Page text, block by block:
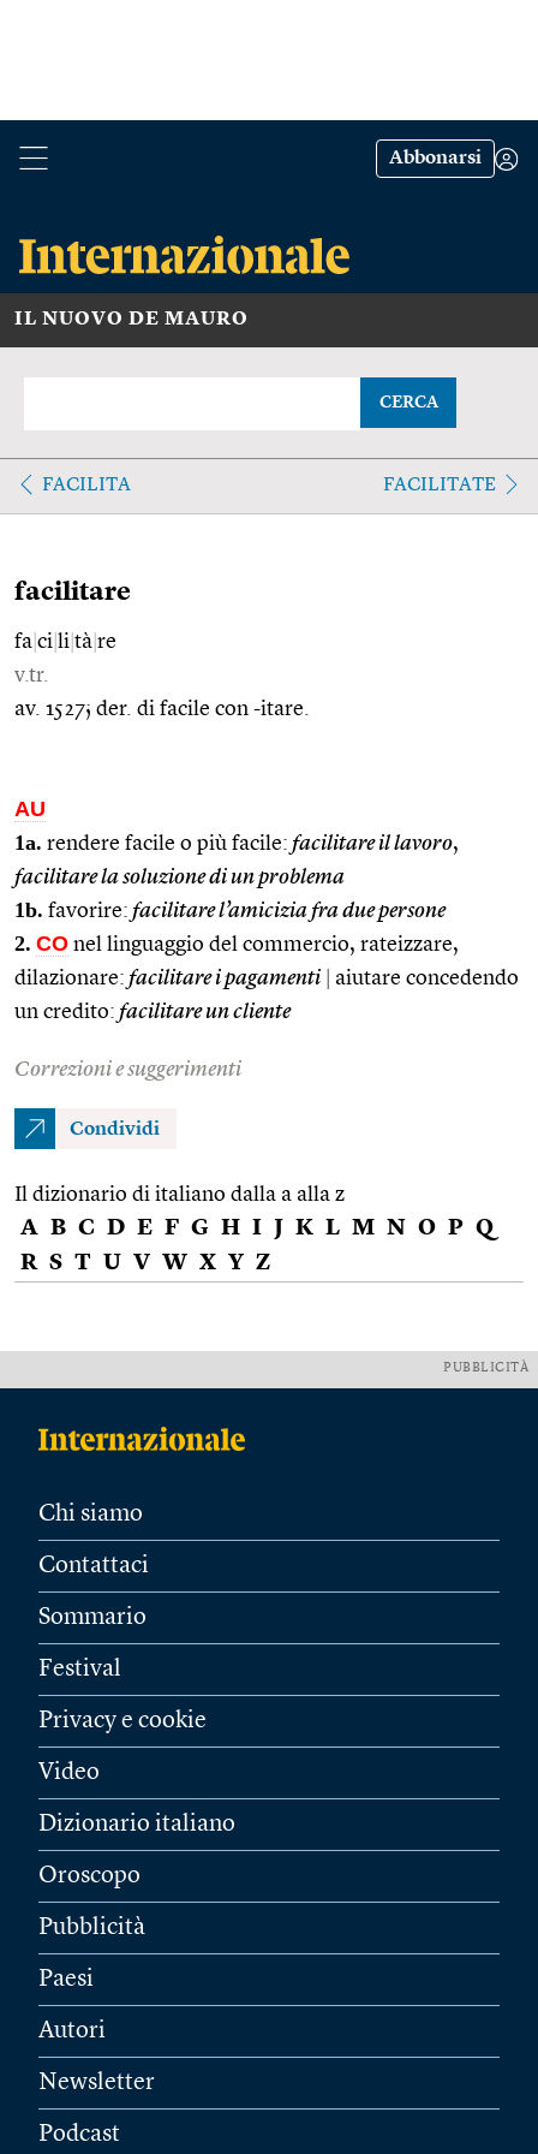
Abbonarsi
IL NUOVO DE MAURO
CERCA
FACILITA FACILITATE
facilitare
fa ci li tà re
v.tr.
av. 1527; der. di facile con -itare.
AU
1a. rendere facile o più facile: facilitare il lavoro,
facilitare la soluzione di un problema
1b. favorire: facilitare l’amicizia fra due persone
2. CO nel linguaggio del commercio, rateizzare,
dilazionare: facilitare i pagamenti
aiutare concedendo
un credito: facilitare un cliente
Correzioni e suggerimenti
Condividi
Il dizionario di italiano dalla a alla z
A B C D E F G H I J K L M N O P Q
R S T U V W X Y Z
PUBBLICITÀ
Chi siamo
Contattaci
Sommario
Festival
Privacy e cookie
Video
Dizionario italiano
Oroscopo
Pubblicità
Paesi
Autori
Newsletter
Podcast